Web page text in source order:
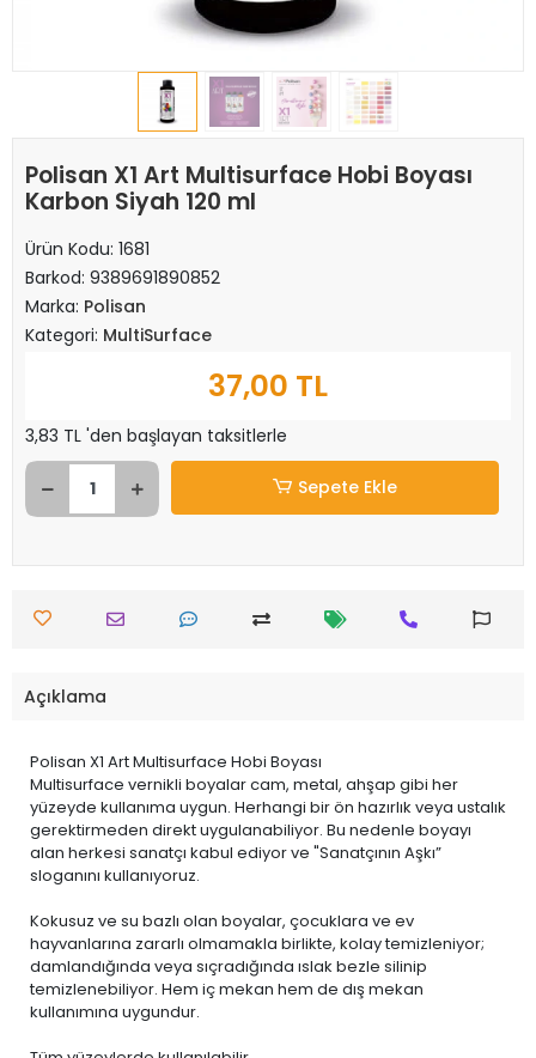
Polisan X1 Art Multisurface Hobi Boyası
Karbon Siyah 120 ml
Ürün Kodu: 1681
Barkod: 9389691890852
Marka: Polisan
Kategori: MultiSurface
37,00 TL
3,83 TL 'den başlayan taksitlerle
Sepete Ekle
Açıklama
Polisan X1 Art Multisurface Hobi Boyası
Multisurface vernikli boyalar cam, metal, ahşap gibi her
yüzeyde kullanıma uygun. Herhangi bir ön hazırlık veya ustalık
gerektirmeden direkt uygulanabiliyor. Bu nedenle boyayı
alan herkesi sanatçı kabul ediyor ve "Sanatçının Aşkı”
sloganını kullanıyoruz.
Kokusuz ve su bazlı olan boyalar, çocuklara ve ev
hayvanlarına zararlı olmamakla birlikte, kolay temizleniyor;
damlandığında veya sıçradığında ıslak bezle silinip
temizlenebiliyor. Hem iç mekan hem de dış mekan
kullanımına uygundur.